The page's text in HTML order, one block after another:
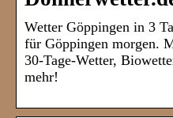
Wetter Göppingen in 3
für Göppingen morgen.
30-Tage-Wetter,
mehr!